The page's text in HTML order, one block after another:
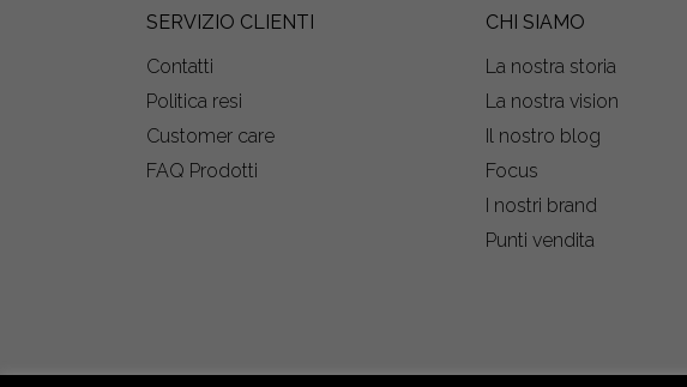
SERVIZIO CLIENTI
Contatti
Politica resi
Customer care
FAQ Prodotti
CHI SIAMO
La nostra storia
La nostra vision
Il nostro blog
Focus
I nostri brand
Punti vendita